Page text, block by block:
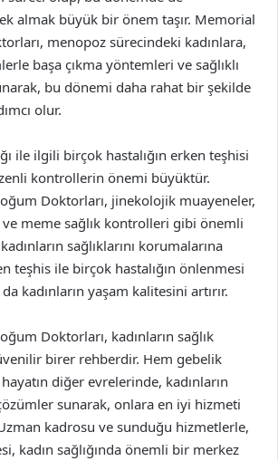
almak büyük bir önem taşır. Memorial
menopoz sürecindeki kadınlara,
başa çıkma yöntemleri ve sağlıklı
bu dönemi daha rahat bir şekilde
olur.
ile ilgili birçok hastalığın erken teşhisi
kontrollerin önemi büyüktür.
Doktorları, jinekolojik muayeneler,
meme sağlık kontrolleri gibi önemli
sağlıklarını korumalarına
teşhis ile birçok hastalığın önlenmesi
kadınların yaşam kalitesini artırır.
Doktorları, kadınların sağlık
birer rehberdir. Hem gebelik
diğer evrelerinde, kadınların
sunarak, onlara en iyi hizmeti
kadrosu ve sunduğu hizmetlerle,
kadın sağlığında önemli bir merkez